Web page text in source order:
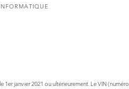
janvier 2021 ou ultérieurement. Le VIN